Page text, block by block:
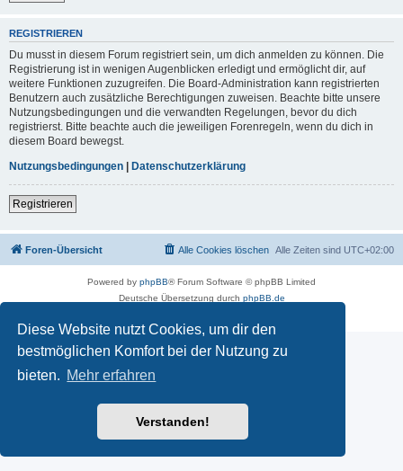
Diese Website nutzt Cookies, um dir den
bestmöglichen Komfort bei der Nutzung zu
bieten. Mehr erfahren
Verstanden!
REGISTRIEREN
Du musst in diesem Forum registriert sein, um dich anmelden zu können. Die
Registrierung ist in wenigen Augenblicken erledigt und ermöglicht dir, auf
weitere Funktionen zuzugreifen. Die Board-Administration kann registrierten
Benutzern auch zusätzliche Berechtigungen zuweisen. Beachte bitte unsere
Nutzungsbedingungen und die verwandten Regelungen, bevor du dich
registrierst. Bitte beachte auch die jeweiligen Forenregeln, wenn du dich in
diesem Board bewegst.
Nutzungsbedingungen | Datenschutzerklärung
Registrieren
Foren-Übersicht Alle Zeiten sind UTC+02:00
Alle Cookies löschen
Powered by phpBB® Forum Software © phpBB Limited
Deutsche Übersetzung durch phpBB.de